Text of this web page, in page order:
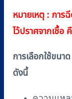
หมายเหตุ : การ
ไว้ปราศจากเชื้อ
การเลือกใช้ขนา
ดังนี้